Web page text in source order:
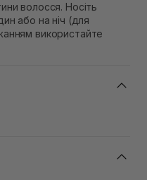
волосся. Носіть
або на ніч (для
використайте